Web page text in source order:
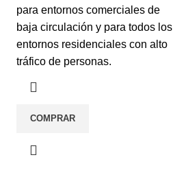
para entornos comerciales de
baja circulación y para todos los
entornos residenciales con alto
tráfico de personas.
COMPRAR